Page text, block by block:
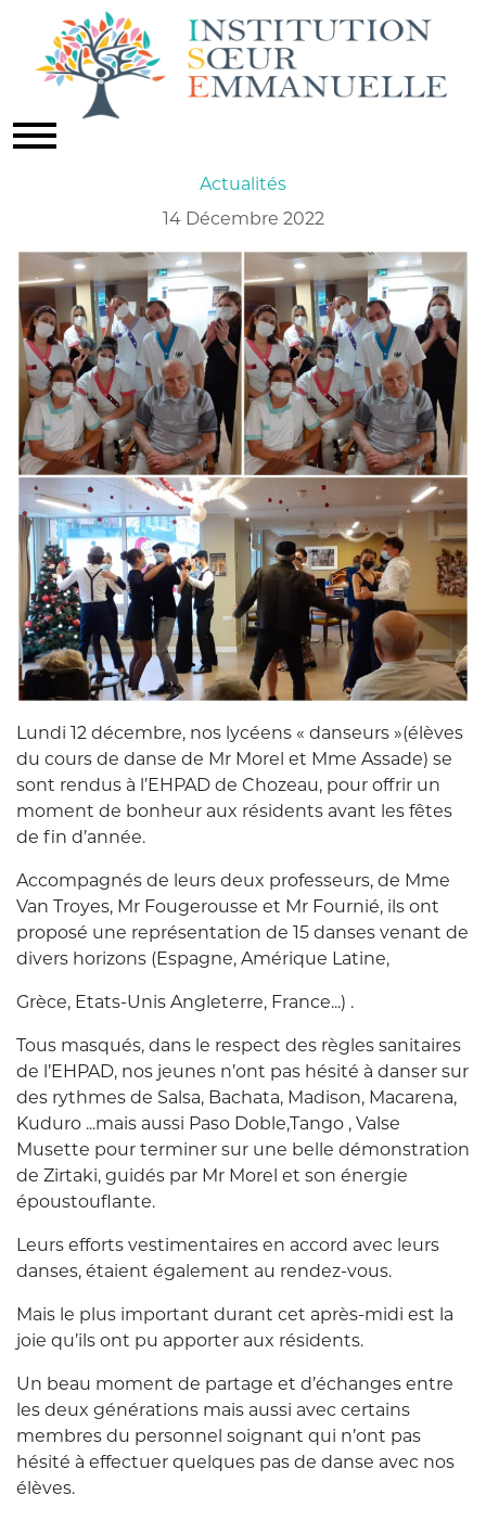
LES LYCÉENS FONT VOYAGER
LEURS AÎNÉS EN DANSANT...
Actualités
14 Décembre 2022
Lundi 12 décembre, nos lycéens « danseurs »(élèves
du cours de danse de Mr Morel et Mme Assade) se
sont rendus à l’EHPAD de Chozeau, pour offrir un
moment de bonheur aux résidents avant les fêtes
de fin d’année.
Accompagnés de leurs deux professeurs, de Mme
Van Troyes, Mr Fougerousse et Mr Fournié, ils ont
proposé une représentation de 15 danses venant de
divers horizons (Espagne, Amérique Latine,
Grèce, Etats-Unis Angleterre, France...) .
Tous masqués, dans le respect des règles sanitaires
de l’EHPAD, nos jeunes n’ont pas hésité à danser sur
des rythmes de Salsa, Bachata, Madison, Macarena,
Kuduro ...mais aussi Paso Doble,Tango , Valse
Musette pour terminer sur une belle démonstration
de Zirtaki, guidés par Mr Morel et son énergie
époustouflante.
Leurs efforts vestimentaires en accord avec leurs
danses, étaient également au rendez-vous.
Mais le plus important durant cet après-midi est la
joie qu’ils ont pu apporter aux résidents.
Un beau moment de partage et d’échanges entre
les deux générations mais aussi avec certains
membres du personnel soignant qui n’ont pas
hésité à effectuer quelques pas de danse avec nos
élèves.